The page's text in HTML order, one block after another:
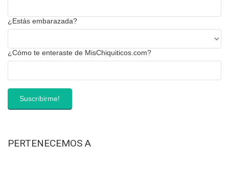
¿Estás embarazada?
¿Cómo te enteraste de MisChiquiticos.com?
PERTENECEMOS A